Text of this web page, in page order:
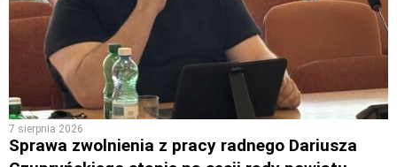
7 sierpnia 2026
Sprawa zwolnienia z pracy radnego Dariusza